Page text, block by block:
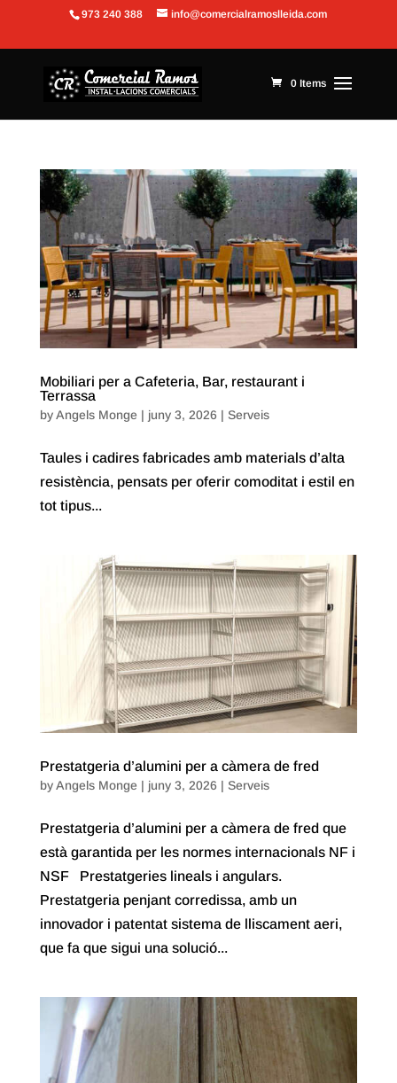
Obre la barra d'eines
973 240 388 info@comercialramoslleida.com
0 Items
Mobiliari per a Cafeteria, Bar, restaurant i
Terrassa
byAngels Monge | juny 3, 2026 | Serveis
Taules i cadires fabricades amb materials d’alta
resistència, pensats per oferir comoditat i estil en
tot tipus...
Prestatgeria d’alumini per a càmera de fred
byAngels Monge | juny 3, 2026 | Serveis
Prestatgeria d’alumini per a càmera de fred que
està garantida per les normes internacionals NF i
NSF Prestatgeries lineals i angulars.
Prestatgeria penjant corredissa, amb un
innovador i patentat sistema de lliscament aeri,
que fa que sigui una solució...